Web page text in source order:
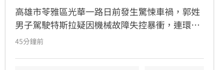
高雄市苓雅區光華一路日前發生驚悚車禍，郭姓
男子駕駛特斯拉疑因機械故障失控暴衝，連環撞
擊12輛汽機車及單車，所幸僅造成3人輕傷。肇
45分鐘前